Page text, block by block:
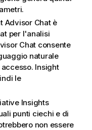
Advisor Chat è
per l'analisi
Chat consente
naturale
Insight
le
Insights
punti ciechi e di
non essere